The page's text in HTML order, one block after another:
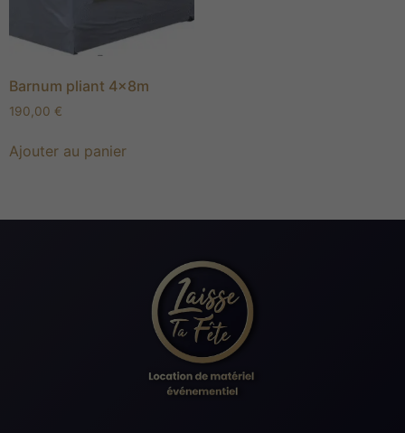
Barnum pliant 4x8m
190,00 €
Ajouter au panier